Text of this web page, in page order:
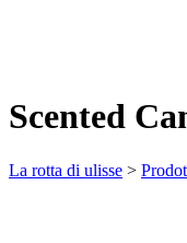
Scented
La rotta di ulisse >